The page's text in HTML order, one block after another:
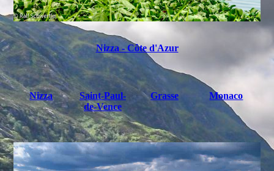
Nizza - Côte d'Azur
Nizza
Saint-Paul-
de-Vence
Grasse Monaco